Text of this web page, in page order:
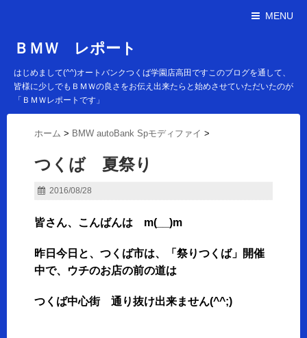
MENU
ＢＭＷ レポート
はじめまして(^^)オートバンクつくば学園店高田ですこのブログを通して、
皆様に少しでもＢＭＷの良さをお伝え出来たらと始めさせていただいたのが
「ＢＭＷレポートです」
ホーム > BMW autoBank Spモディファイ >
つくば 夏祭り
2016/08/28
皆さん、こんばんは m(__)m
昨日今日と、つくば市は、「祭りつくば」開催
中で、ウチのお店の前の道は
つくば中心街 通り抜け出来ません(^^;)